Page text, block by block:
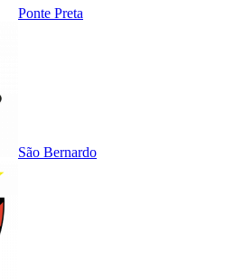
Ponte Preta
São Bernardo